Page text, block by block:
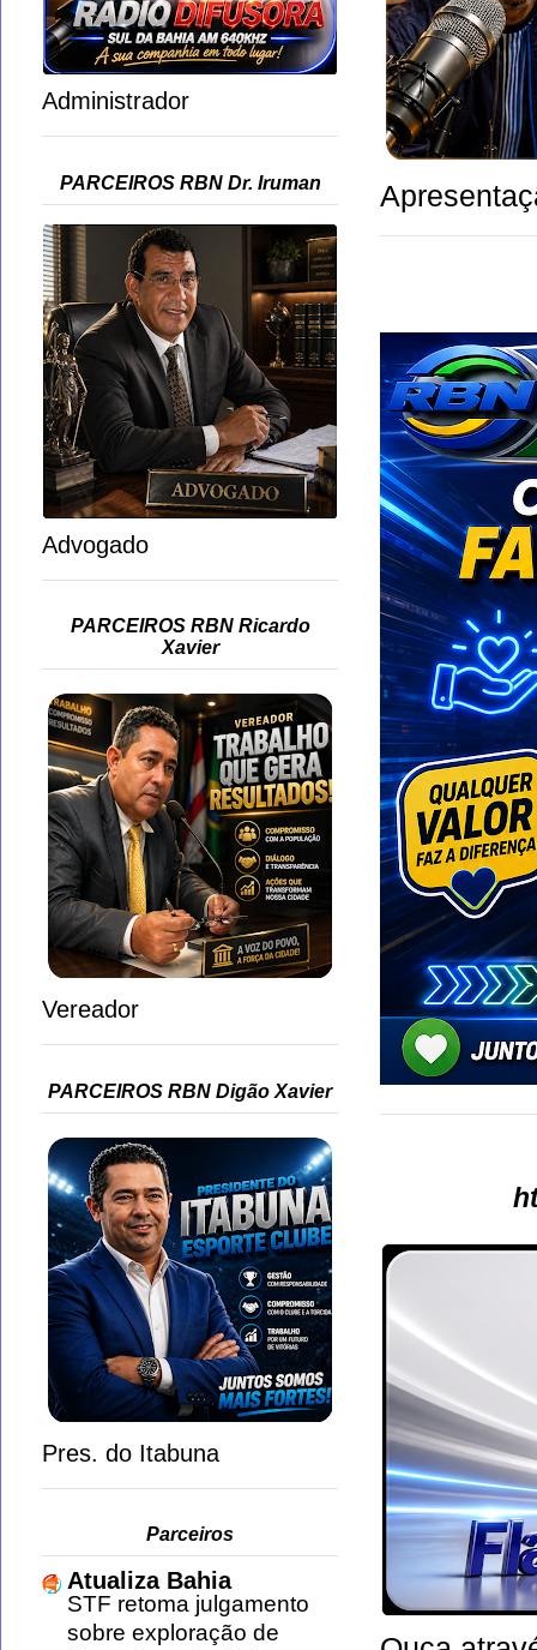
Administrador
PARCEIROS RBN Dr. Iruman
Advogado
PARCEIROS RBN Ricardo
Xavier
Vereador
PARCEIROS RBN Digão Xavier
Pres. do Itabuna
Parceiros
Atualiza Bahia
STF retoma julgamento
sobre exploração de